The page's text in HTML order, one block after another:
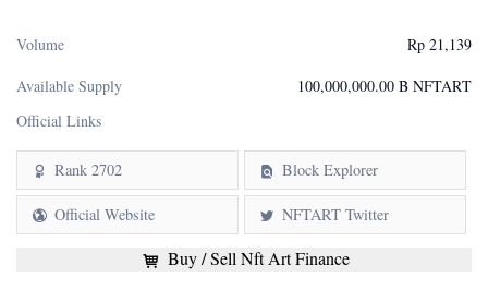
Volume
Rp 21,139
Available Supply
100,000,000.00 B NFTART
Official Links
Rank 2702 Block Explorer
Official Website NFTART Twitter
Buy / Sell Nft Art Finance